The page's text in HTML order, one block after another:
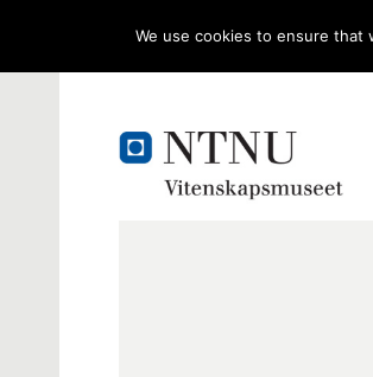
We use cookies to ensure